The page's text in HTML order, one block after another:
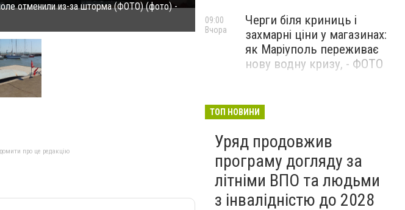
отменили из-за шторма (ФОТО) (фото) -
фото 1
про це редакцію
Черги біля криниць і
захмарні ціни у магазинах:
як Маріуполь переживає
нову водну кризу, - ФОТО
09:00
Вчора
війни. Палає Ярославський
ліквідація наслідків
російської атаки на
українські логістичні хаби
Вчора
ТОП НОВИНИ
Уряд продовжив
програму догляду за
літніми ВПО та людьми
з інвалідністю до 2028